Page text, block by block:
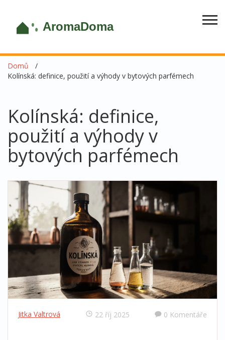
Domů
Kolínská: definice, použití a výhody v bytových parfémech
Kolínská: definice,
použití a výhody v
bytových parfémech
Jitka Valtrová 22 říj 2025 0 Komentáře